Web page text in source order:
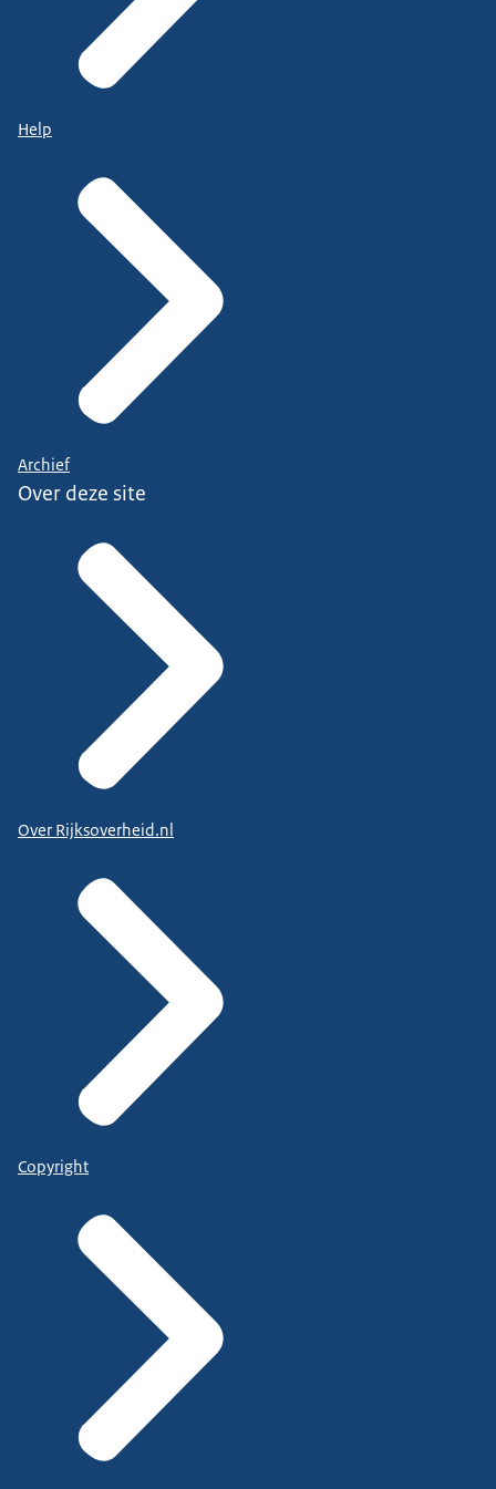
Help
Archief
Over deze site
Over Rijksoverheid.nl
Copyright